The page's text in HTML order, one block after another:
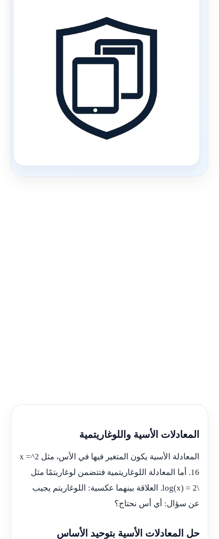
المعادلات الأسية واللوغاريتمية
المعادلة الأسية يكون المتغير فيها في الأس، مثل 2^x =
16. أما المعادلة اللوغاريتمية فتتضمن لوغاريتمًا مثل
\log(x) = 2. العلاقة بينهما عكسية: اللوغاريتم يجيب
عن سؤال: أي أس نحتاج؟
حل المعادلات الأسية بتوحيد الأساس